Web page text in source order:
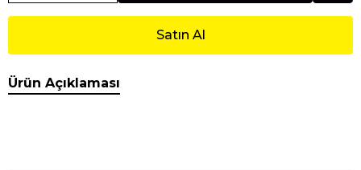
Satın Al
Ürün Açıklaması